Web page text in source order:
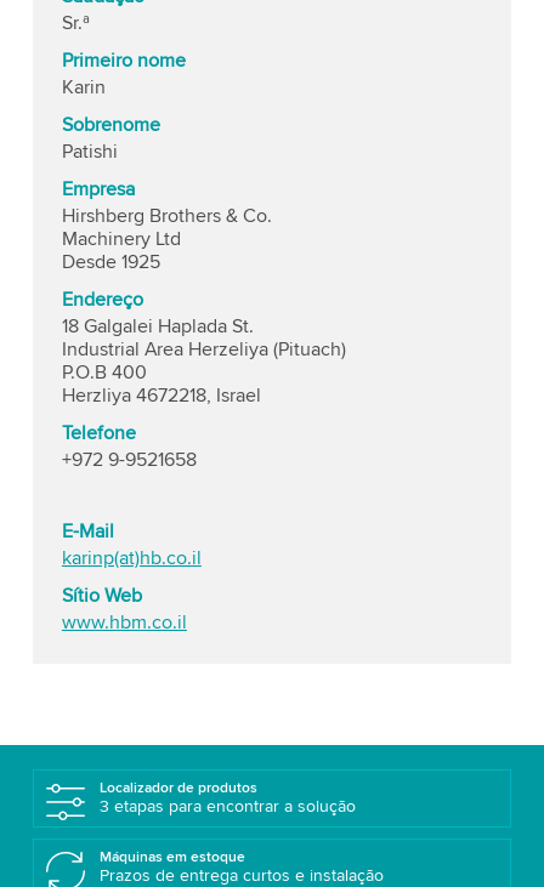
Sr.ª
Primeiro nome
Karin
Sobrenome
Patishi
Empresa
Hirshberg Brothers & Co.
Machinery Ltd
Desde 1925
Endereço
18 Galgalei Haplada St.
Industrial Area Herzeliya (Pituach)
P.O.B 400
Herzliya 4672218, Israel
Telefone
+972 9-9521658
E-Mail
karinp(at)hb.co.il
Sítio Web
www.hbm.co.il
Localizador de produtos
3 etapas para encontrar a solução
Máquinas em estoque
Prazos de entrega curtos e instalação